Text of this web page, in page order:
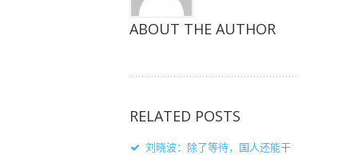
ABOUT THE AUTHOR
RELATED POSTS
刘晓波：除了等待，国人还能干